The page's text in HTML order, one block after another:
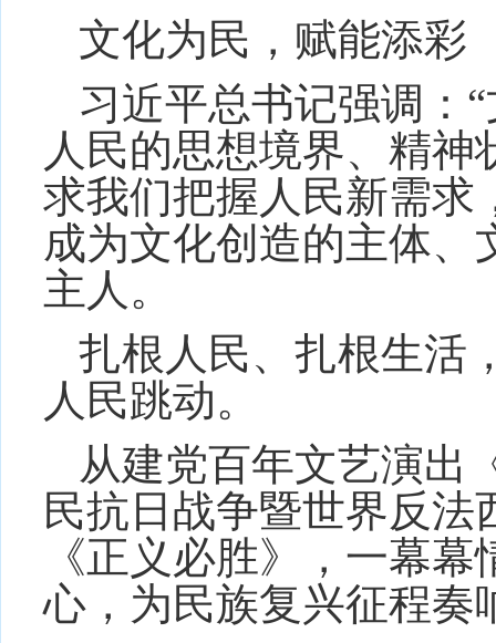
文化为民，赋能添彩
习近平总书记强调：
人民的思想境界、精
求我们把握人民新需求
成为文化创造的主体
主人。
扎根人民、扎根生活
人民跳动。
从建党百年文艺演出
民抗日战争暨世界反
《正义必胜》，一幕
心，为民族复兴征程奏